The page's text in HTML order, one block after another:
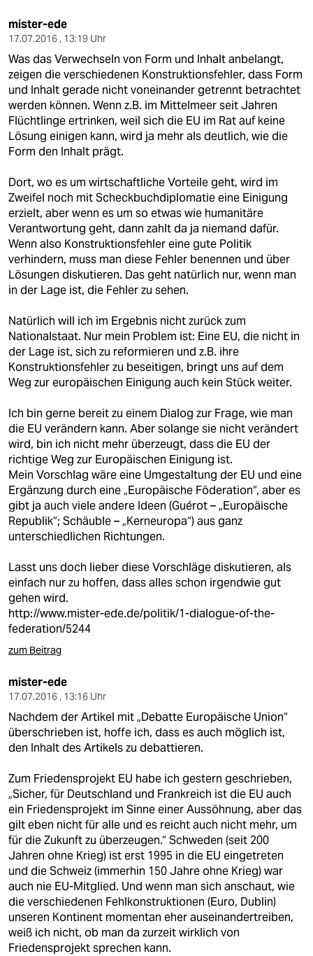
mister-ede
17.07.2016 , 13:19 Uhr
Was das Verwechseln von Form und Inhalt anbelangt,
zeigen die verschiedenen Konstruktionsfehler, dass Form
und Inhalt gerade nicht voneinander getrennt betrachtet
werden können. Wenn z.B. im Mittelmeer seit Jahren
Flüchtlinge ertrinken, weil sich die EU im Rat auf keine
Lösung einigen kann, wird ja mehr als deutlich, wie die
Form den Inhalt prägt.
Dort, wo es um wirtschaftliche Vorteile geht, wird im
Zweifel noch mit Scheckbuchdiplomatie eine Einigung
erzielt, aber wenn es um so etwas wie humanitäre
Verantwortung geht, dann zahlt da ja niemand dafür.
Wenn also Konstruktionsfehler eine gute Politik
verhindern, muss man diese Fehler benennen und über
Lösungen diskutieren. Das geht natürlich nur, wenn man
in der Lage ist, die Fehler zu sehen.
Natürlich will ich im Ergebnis nicht zurück zum
Nationalstaat. Nur mein Problem ist: Eine EU, die nicht in
der Lage ist, sich zu reformieren und z.B. ihre
Konstruktionsfehler zu beseitigen, bringt uns auf dem
Weg zur europäischen Einigung auch kein Stück weiter.
Ich bin gerne bereit zu einem Dialog zur Frage, wie man
die EU verändern kann. Aber solange sie nicht verändert
wird, bin ich nicht mehr überzeugt, dass die EU der
richtige Weg zur Europäischen Einigung ist.
Mein Vorschlag wäre eine Umgestaltung der EU und eine
Ergänzung durch eine „Europäische Föderation“, aber es
gibt ja auch viele andere Ideen (Guérot – „Europäische
Republik“; Schäuble – „Kerneuropa“) aus ganz
unterschiedlichen Richtungen.
Lasst uns doch lieber diese Vorschläge diskutieren, als
einfach nur zu hoffen, dass alles schon irgendwie gut
gehen wird.
http://www.mister-ede.de/politik/1-dialogue-of-the-
federation/5244
zum Beitrag
mister-ede
17.07.2016 , 13:16 Uhr
Nachdem der Artikel mit „Debatte Europäische Union“
überschrieben ist, hoffe ich, dass es auch möglich ist,
den Inhalt des Artikels zu debattieren.
Zum Friedensprojekt EU habe ich gestern geschrieben,
„Sicher, für Deutschland und Frankreich ist die EU auch
ein Friedensprojekt im Sinne einer Aussöhnung, aber das
gilt eben nicht für alle und es reicht auch nicht mehr, um
für die Zukunft zu überzeugen.“ Schweden (seit 200
Jahren ohne Krieg) ist erst 1995 in die EU eingetreten
und die Schweiz (immerhin 150 Jahre ohne Krieg) war
auch nie EU-Mitglied. Und wenn man sich anschaut, wie
die verschiedenen Fehlkonstruktionen (Euro, Dublin)
unseren Kontinent momentan eher auseinandertreiben,
weiß ich nicht, ob man da zurzeit wirklich von
Friedensprojekt sprechen kann.